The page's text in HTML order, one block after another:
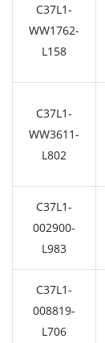
C37L1-
WW1762-
L158
C37L1-
WW3611-
L802
C37L1-
002900-
L983
C37L1-
008819-
L706